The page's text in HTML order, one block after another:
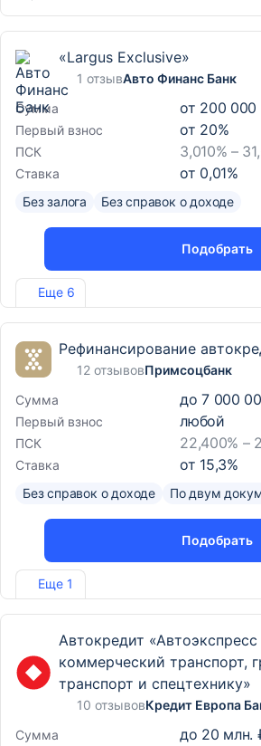
Еще 6
«Largus Exclusive»
1 отзывАвто Финанс Банк
Сумма
от 200 000
Первый взнос от 20%
ПСК 3,010% –
Ставка от 0,01%
Без залога Без справок о доходе
Подобрать
Лиц. №170
Еще 1
Рефинансирование
12 отзывовПримсоцбанк
Сумма
до 7 000
Первый взнос любой
ПСК 22,400% –
Ставка от 15,3%
Без справок о доходе По двум
Подобрать
Лиц. №2733
Автокредит
коммерческий транспорт,
транспорт и спецтехнику»
10 отзывовКредит Европа
Сумма
до 20 млн.